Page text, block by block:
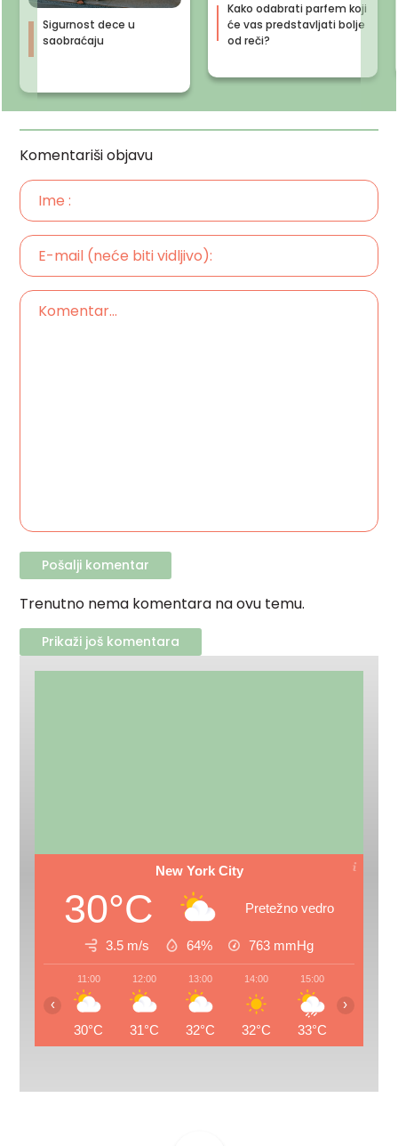
Sigurnost dece u
saobraćaju
Kako odabrati parfem koji
će vas predstavljati bolje
od reči?
Komentariši objavu
Trenutno nema komentara na ovu temu.
Prikaži još komentara
New York City
30°C Pretežno vedro
3.5 m/s 64% 763 mmHg
11:00
30°C
12:00
31°C
13:00
32°C
14:00
32°C
15:00
33°C
‹ ›